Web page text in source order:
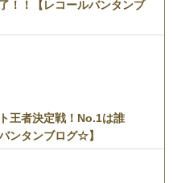
！！【レコールバンタンブ
王者決定戦！No.1は誰
ンタンブログ☆】